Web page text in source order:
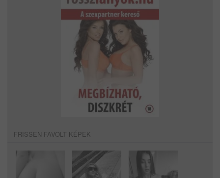
FRISSEN FAVOLT KÉPEK